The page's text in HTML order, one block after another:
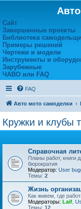
Сайт
Завершенные проекты
Библиотека
Примеры решений
Чертежи и модели
Инструменты и
Зарубежные
ЧАВО или FAQ
FAQ
Авто мото самоделки
Кружки и клубы
Справочная
Планы работ, книги
бюрократия
Модератор: User
Темы: 2
Жизнь
Как живем, где
Модераторы: Laif
Темы: 12